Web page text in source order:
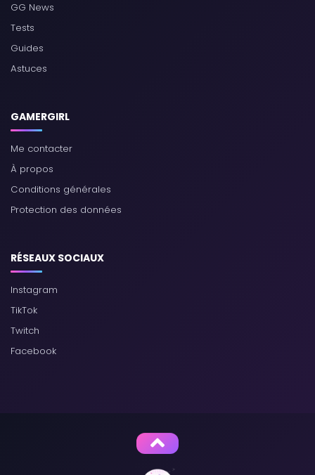
GG News
Tests
Guides
Astuces
GAMERGIRL
Me contacter
À propos
Conditions générales
Protection des données
RÉSEAUX SOCIAUX
Instagram
TikTok
Twitch
Facebook